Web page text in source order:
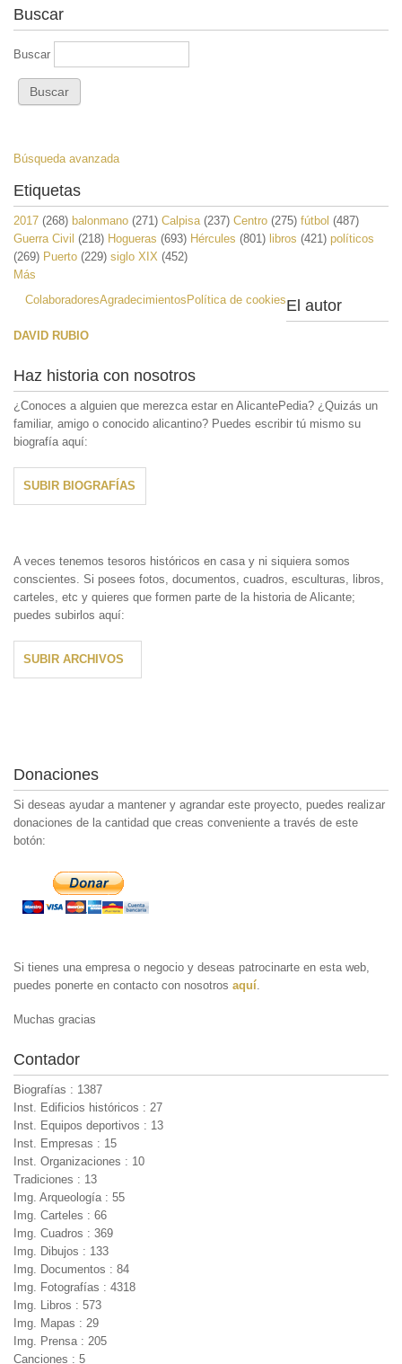
Buscar
Buscar
Búsqueda avanzada
Etiquetas
2017 (268) balonmano (271) Calpisa (237) Centro (275) fútbol (487)
Guerra Civil (218) Hogueras (693) Hércules (801) libros (421) políticos
(269) Puerto (229) siglo XIX (452)
Más
ColaboradoresAgradecimientos Política de cookiesEl autor
DAVID RUBIO
Haz historia con nosotros
¿Conoces a alguien que merezca estar en AlicantePedia? ¿Quizás un
familiar, amigo o conocido alicantino? Puedes escribir tú mismo su
biografía aquí:
SUBIR BIOGRAFÍAS
A veces tenemos tesoros históricos en casa y ni siquiera somos
conscientes. Si posees fotos, documentos, cuadros, esculturas, libros,
carteles, etc y quieres que formen parte de la historia de Alicante;
puedes subirlos aquí:
SUBIR ARCHIVOS
Donaciones
Si deseas ayudar a mantener y agrandar este proyecto, puedes realizar
donaciones de la cantidad que creas conveniente a través de este
botón:
Si tienes una empresa o negocio y deseas patrocinarte en esta web,
puedes ponerte en contacto con nosotros aquí
Muchas gracias
Contador
Biografías : 1387
Inst. Edificios históricos : 27
Inst. Equipos deportivos : 13
Inst. Empresas : 15
Inst. Organizaciones : 10
Tradiciones : 13
Img. Arqueología : 55
Img. Carteles : 66
Img. Cuadros : 369
Img. Dibujos : 133
Img. Documentos : 84
Img. Fotografías : 4318
Img. Libros : 573
Img. Mapas : 29
Img. Prensa : 205
Canciones : 5